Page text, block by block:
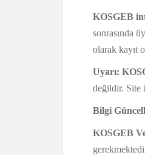
KOSGEB
sonrasında
olarak kayıt
Uyarı:
değildir. Site
Bilgi
KOSGEB